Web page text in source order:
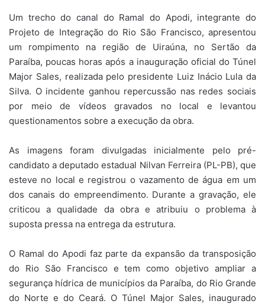
Um trecho do canal do Ramal do Apodi, integrante do
Projeto de Integração do Rio São Francisco, apresentou
um rompimento na região de Uiraúna, no Sertão da
Paraíba, poucas horas após a inauguração oficial do Túnel
Major Sales, realizada pelo presidente Luiz Inácio Lula da
Silva. O incidente ganhou repercussão nas redes sociais
por meio de vídeos gravados no local e levantou
questionamentos sobre a execução da obra.
As imagens foram divulgadas inicialmente pelo pré-
candidato a deputado estadual Nilvan Ferreira (PL-PB), que
esteve no local e registrou o vazamento de água em um
dos canais do empreendimento. Durante a gravação, ele
criticou a qualidade da obra e atribuiu o problema à
suposta pressa na entrega da estrutura.
O Ramal do Apodi faz parte da expansão da transposição
do Rio São Francisco e tem como objetivo ampliar a
segurança hídrica de municípios da Paraíba, do Rio Grande
do Norte e do Ceará. O Túnel Major Sales, inaugurado